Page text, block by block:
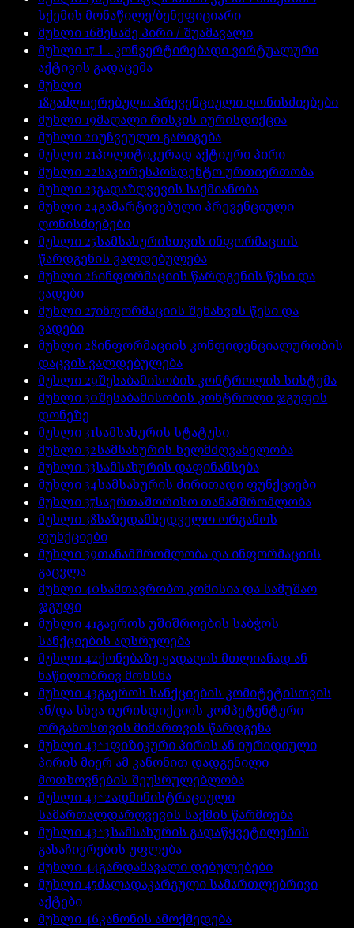
სქემის მონაწილე/ბენეფიციარი
მუხლი 16მესამე პირი / შუამავალი
მუხლი 17​ 1 . კონვერტირებადი ვირტუალური
აქტივის გადაცემა
მუხლი
18გაძლიერებული პრევენციული ღონისძიებები
მუხლი 19მაღალი რისკის იურისდიქცია
მუხლი 20უჩვეულო გარიგება
მუხლი 21პოლიტიკურად აქტიური პირი
მუხლი 22საკორესპონდენტო ურთიერთობა
მუხლი 23გადაზღვევის საქმიანობა
მუხლი 24გამარტივებული პრევენციული
ღონისძიებები
მუხლი 25სამსახურისთვის ინფორმაციის
წარდგენის ვალდებულება
მუხლი 26ინფორმაციის წარდგენის წესი და
ვადები
მუხლი 27ინფორმაციის შენახვის წესი და
ვადები
მუხლი 28ინფორმაციის კონფიდენციალურობის
დაცვის ვალდებულება
მუხლი 29შესაბამისობის კონტროლის სისტემა
მუხლი30შესაბამისობის კონტროლი ჯგუფის
დონეზე
მუხლი31სამსახურის სტატუსი
მუხლი32სამსახურის ხელმძღვანელობა
მუხლი33სამსახურის დაფინანსება
მუხლი34სამსახურის ძირითადი ფუნქციები
მუხლი37საერთაშორისო თანამშრომლობა
მუხლი38საზედამხედველო ორგანოს
ფუნქციები
მუხლი39თანამშრომლობა და ინფორმაციის
გაცვლა
მუხლი 40სამთავრობო კომისია და სამუშაო
ჯგუფი
მუხლი 41გაეროს უშიშროების საბჭოს
სანქციების აღსრულება
მუხლი 42ქონებაზე ყადაღის მთლიანად ან
ნაწილობრივ მოხსნა
მუხლი 43გაეროს სანქციების კომიტეტისთვის
ან/და სხვა იურისდიქციის კომპეტენტური
ორგანოსთვის მიმართვის წარდგენა
მუხლი 43^1ფიზიკური პირის ან იურიდიული
პირის მიერ ამ კანონით დადგენილი
მოთხოვნების შეუსრულებლობა
მუხლი 43^2ადმინისტრაციული
სამართალდარღვევის საქმის წარმოება
მუხლი 43^3სამსახურის გადაწყვეტილების
გასაჩივრების უფლება
მუხლი 44გარდამავალი დებულებები
მუხლი 45ძალადაკარგული სამართლებრივი
აქტები
მუხლი 46კანონის ამოქმედება